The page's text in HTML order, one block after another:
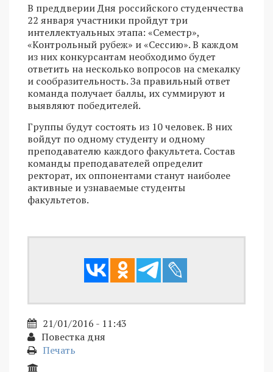
В преддверии Дня российского студенчества
22 января участники пройдут три
интеллектуальных этапа: «Семестр»,
«Контрольный рубеж» и «Сессию». В каждом
из них конкурсантам необходимо будет
ответить на несколько вопросов на смекалку
и сообразительность. За правильный ответ
команда получает баллы, их суммируют и
выявляют победителей.
Группы будут состоять из 10 человек. В них
войдут по одному студенту и одному
преподавателю каждого факультета. Состав
команды преподавателей определит
ректорат, их оппонентами станут наиболее
активные и узнаваемые студенты
факультетов.
21/01/2016 - 11:43
Повестка дня
Печать